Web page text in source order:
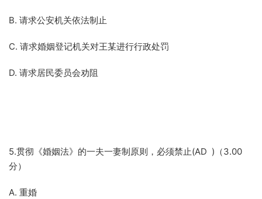
B. 请求公安机关依法制止
C. 请求婚姻登记机关对王某进行行政处罚
D. 请求居民委员会劝阻
5.贯彻《婚姻法》的一夫一妻制原则，必须禁止(AD )（3.00
分）
A. 重婚